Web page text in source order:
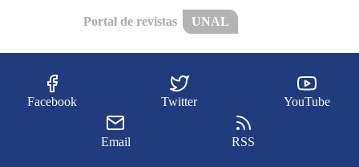
Portal de revistas UNAL
Facebook Twitter YouTube
Email RSS